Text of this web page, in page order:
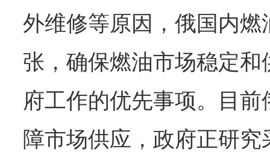
外维修等原因，俄国内
张，确保燃油市场稳定
府工作的优先事项。目
障市场供应，政府正研